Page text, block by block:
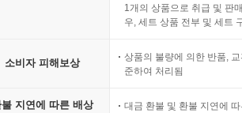
1개의 상품으로 취급 및 판
우, 세트 상품 전부 및 세트
소비자 피해보상
상품의 불량에 의한 반품,
준하여 처리됨
불 지연에 따른 배상 대금 환불 및 환불 지연에